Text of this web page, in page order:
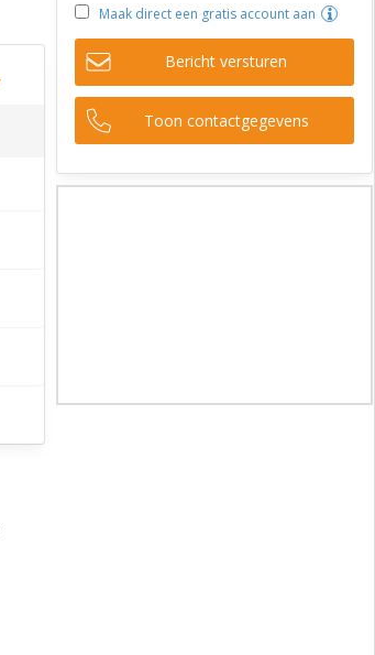
Maak direct een gratis account aan
Bericht versturen
Toon contactgegevens